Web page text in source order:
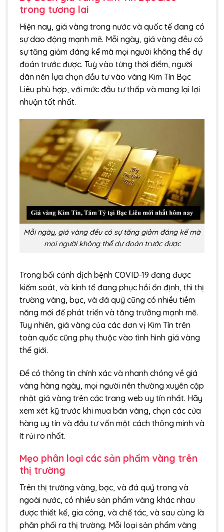
trong tương lai
Hiện nay, giá vàng trong nước và quốc tế đang có
sự dao động mạnh mẽ. Mỗi ngày, giá vàng đều có
sự tăng giảm đáng kể mà mọi người không thể dự
đoán trước được. Tuỳ vào từng thời điểm, người
dân nên lựa chọn đầu tư vào vàng Kim Tín Bạc
Liêu phù hợp, với mức đầu tư thấp và mang lại lợi
nhuận tốt nhất.
Mỗi ngày, giá vàng đều có sự tăng giảm đáng kể mà
mọi người không thể dự đoán trước được
Trong bối cảnh dịch bệnh COVID-19 đang được
kiểm soát, và kinh tế đang phục hồi ổn định, thì thị
trường vàng, bạc, và đá quý cũng có nhiều tiềm
năng mới để phát triển và tăng trưởng mạnh mẽ.
Tuy nhiên, giá vàng của các đơn vị Kim Tín trên
toàn quốc cũng phụ thuộc vào tình hình giá vàng
thế giới.
Để có thông tin chính xác và nhanh chóng về giá
vàng hàng ngày, mọi người nên thường xuyên cập
nhật giá vàng trên các trang web uy tín nhất. Hãy
xem xét kỹ trước khi mua bán vàng, chọn các cửa
hàng uy tín và đầu tư vốn một cách thông minh và
ít rủi ro nhất.
Mẹo phân loại các sản phẩm vàng trên
thị trường
Trên thị trường vàng, bạc, và đá quý trong và
ngoài nước, có nhiều sản phẩm vàng khác nhau
được thiết kế, gia công, và chế tác, và sau cùng là
phân phối ra thị trường. Mỗi loại sản phẩm vàng